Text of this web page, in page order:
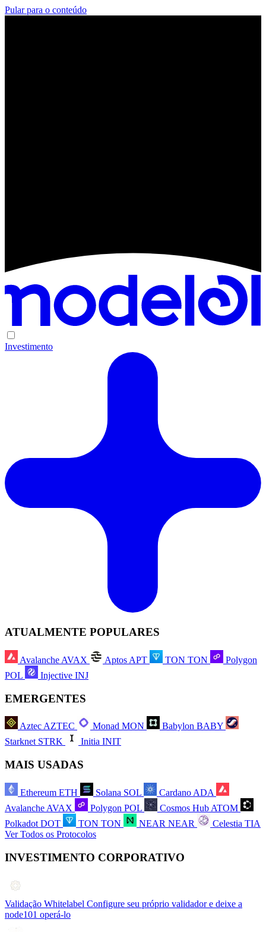
Pular para o conteúdo
Investimento
ATUALMENTE POPULARES
Avalanche AVAX Aptos APT TON TON
Polygon
POL
Injective INJ
EMERGENTES
AztecAZTEC Monad MON Babylon BABY
Starknet STRK Initia INIT
MAIS USADAS
Ethereum ETH Solana SOL Cardano ADA
Avalanche AVAX Polygon POL Cosmos Hub ATOM
Polkadot DOT TON TON NEAR NEAR Celestia TIA
Ver Todos os Protocolos
INVESTIMENTO CORPORATIVO
Validação Whitelabel Configure seu próprio validador e deixe a
node101 operá-lo